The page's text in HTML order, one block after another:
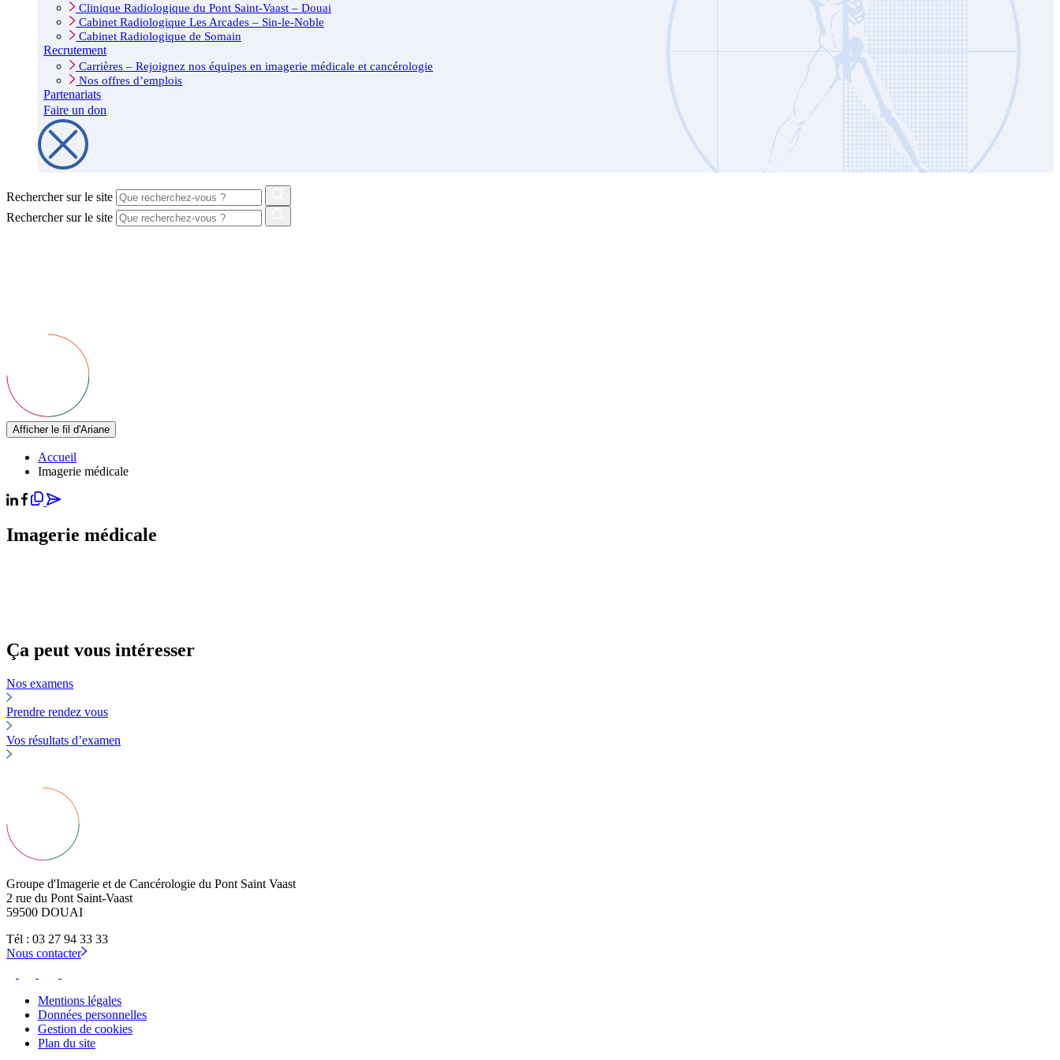
Clinique Radiologique du Pont Saint-Vaast – Douai
Cabinet Radiologique Les Arcades – Sin-le-Noble
Cabinet Radiologique de Somain
Recrutement
Carrières – Rejoignez nos équipes en imagerie médicale et cancérologie
Nos offres d’emplois
Partenariats
Faire un don
Rechercher sur le site
Rechercher sur le site
Afficher le fil d'Ariane
Accueil
Imagerie médicale
Imagerie médicale
Ça peut vous intéresser
Nos examens
Prendre rendez vous
Vos résultats d’examen
Groupe d'Imagerie et de Cancérologie du Pont Saint Vaast
2 rue du Pont Saint-Vaast
59500 DOUAI
Tél : 03 27 94 33 33
Nous contacter
Mentions légales
Données personnelles
Gestion de cookies
Plan du site